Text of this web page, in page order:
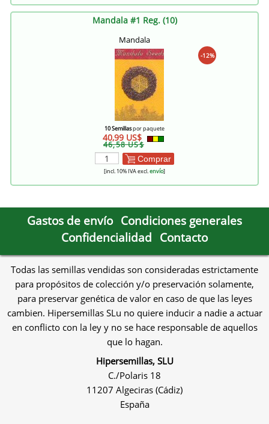
Mandala #1 Reg. (10)
Mandala
-12%
10 Semillaspor paquete
40,99 US$
46,58 US$
Comprar
[incl. 10% IVA excl.envío]
Gastos de envío Condiciones generales
Confidencialidad Contacto
Todas las semillas vendidas son consideradas estrictamente
para propósitos de colección y/o preservación solamente,
para preservar genética de valor en caso de que las leyes
cambien. Hipersemillas SLu no quiere inducir a nadie a actuar
en conflicto con la ley y no se hace responsable de aquellos
que lo hagan.
Hipersemillas, SLU
C./Polaris 18
11207 Algeciras (Cádiz)
España